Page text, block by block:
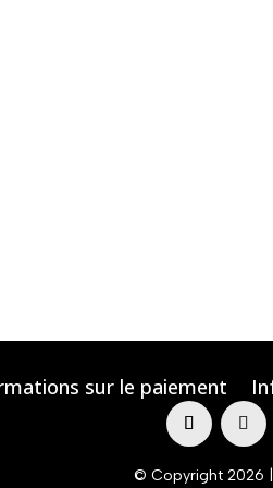
sur le paiement
© Copyright 2026 |